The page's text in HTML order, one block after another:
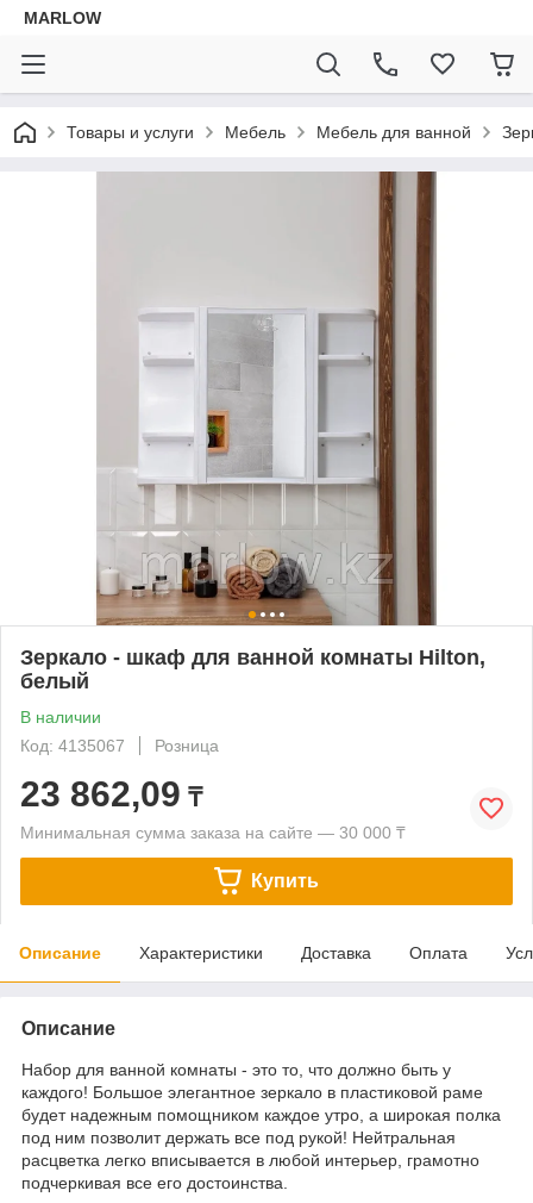
MARLOW
Товары и услуги Мебель Мебель для ванной
Зеркало - шкаф для ванной комнаты Hilton,
белый
В наличии
Код: 4135067
Розница
23 862,09 ₸
Минимальная сумма заказа на сайте — 30 000 ₸
Купить
Описание Характеристики Доставка Оплата
Описание
Набор для ванной комнаты - это то, что должно быть у
каждого! Большое элегантное зеркало в пластиковой раме
будет надежным помощником каждое утро, а широкая полка
под ним позволит держать все под рукой! Нейтральная
расцветка легко вписывается в любой интерьер, грамотно
подчеркивая все его достоинства.